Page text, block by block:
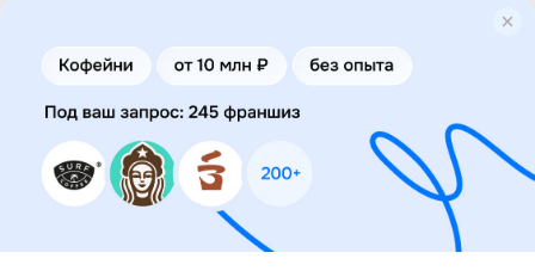
финансовые услуги. Заключение договоров
коммерческой концессии (франчайзинга) осуществляется
правообладателями/их представителями. Бизнесменс.ру
не является посредником или представителем
правообладателя и не несет ответственность за условия
предоставления франшизы и действия лиц,
осуществленные на основании информации, имеющейся
на сайте или полученной через него. За достоверность
предоставленной информации несет ответственность